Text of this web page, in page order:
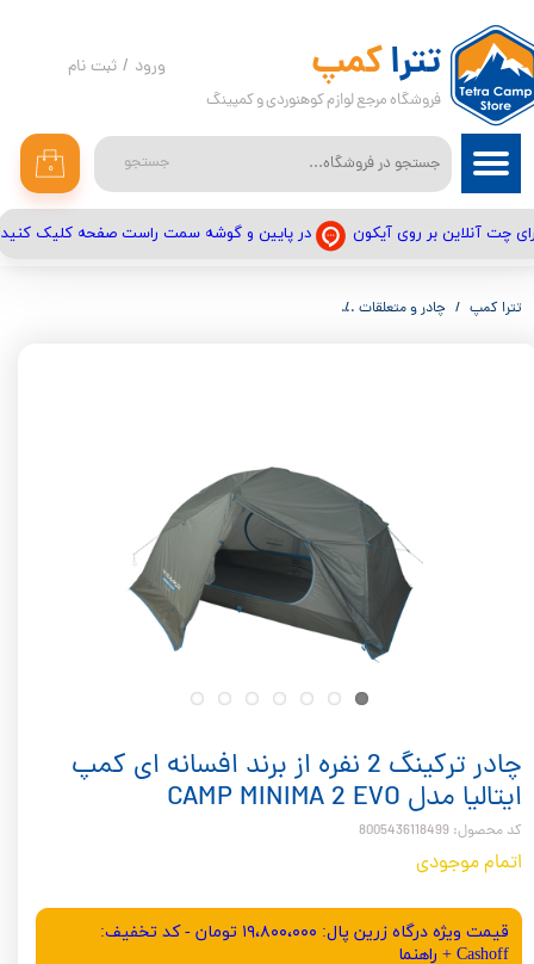
جستجو ۰
ورود / ثبت نام
حساب کاربری من
تغییر گذر واژه
سفارشات
خروج از حساب کاربری
چت آنلاین بر روی آیکون در پایین و گوشه سمت راست صفحه کلیک کنید
تتراکمپ
فروشگاه مرجع لوازم کوهنوردی و کمپینگ
تترا کمپ چادر و متعلقات
چادر ترکینگ 2 نفره از برند افسانه ای کمپ
ایتالیا مدل CAMP MINIMA 2 EVO
کد محصول: 8005436118499
اتمام موجودی
قیمت ویژه درگاه زرین پال: ۱۹،۸۰۰،۰۰۰ تومان - کد تخفیف:
Cashoff + راهنما